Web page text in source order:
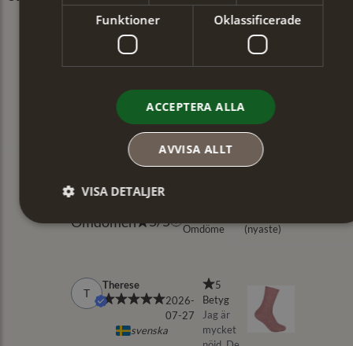
Funktioner Oklassificerade
ACCEPTERA ALLA
AVVISA ALLT
VISA DETALJER